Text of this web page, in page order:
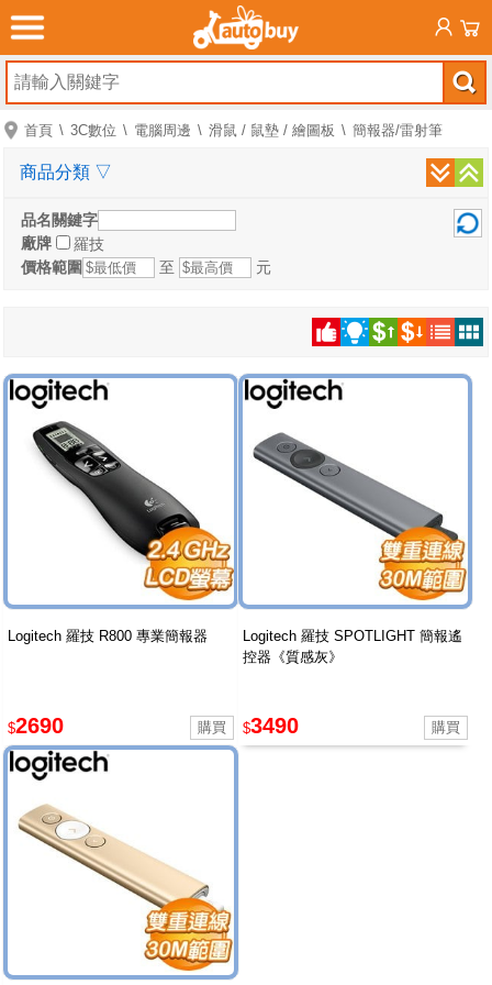
首頁 3C數位 電腦周邊 滑鼠 / 鼠墊 / 繪圖板 簡報器/雷射筆
品名關鍵字
廠牌
羅技
價格範圍
至 元
Logitech 羅技 R800 專業簡報器
$2690
Logitech 羅技 SPOTLIGHT 簡報遙
控器《質感灰》
$3490
商品分類 ▽